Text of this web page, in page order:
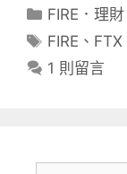
分
類
FIRE．理財
標
籤
FIRE 、 FTX
1 則留言